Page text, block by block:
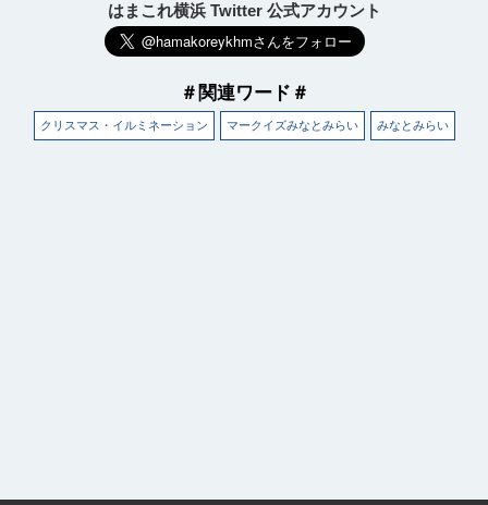
はまこれ横浜 Twitter 公式アカウント
＃関連ワード＃
クリスマス・イルミネーション マークイズみなとみらい みなとみらい